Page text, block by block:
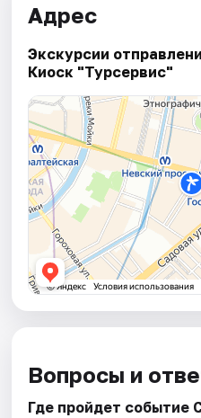
Адрес
Экскурсии
Киоск "Турсервис"
Вопросы и
Где пройдет событие